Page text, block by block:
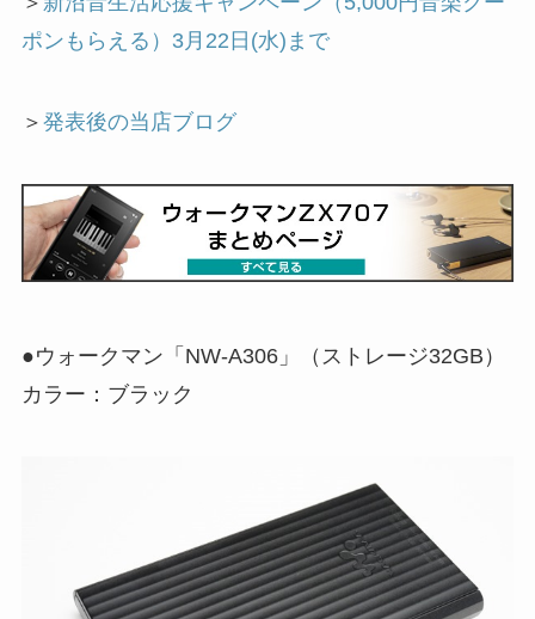
ポンもらえる）3月22日(水)まで
＞ 発表後の当店ブログ
●ウォークマン「NW-A306」（ストレージ32GB）
カラー：ブラック